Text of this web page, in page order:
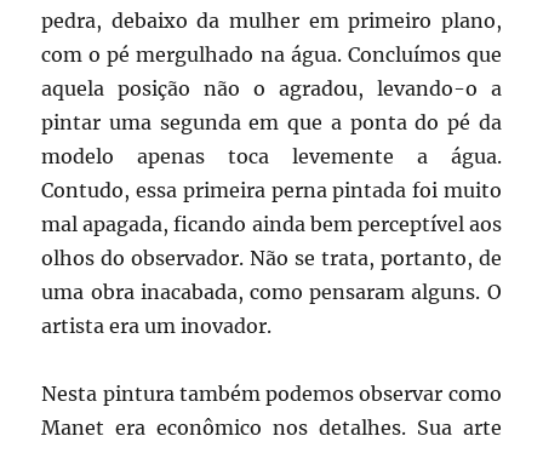
pedra, debaixo da mulher em primeiro plano,
com o pé mergulhado na água. Concluímos que
aquela posição não o agradou, levando-o a
pintar uma segunda em que a ponta do pé da
modelo apenas toca levemente a água.
Contudo, essa primeira perna pintada foi muito
mal apagada, ficando ainda bem perceptível aos
olhos do observador. Não se trata, portanto, de
uma obra inacabada, como pensaram alguns. O
artista era um inovador.
Nesta pintura também podemos observar como
Manet era econômico nos detalhes. Sua arte